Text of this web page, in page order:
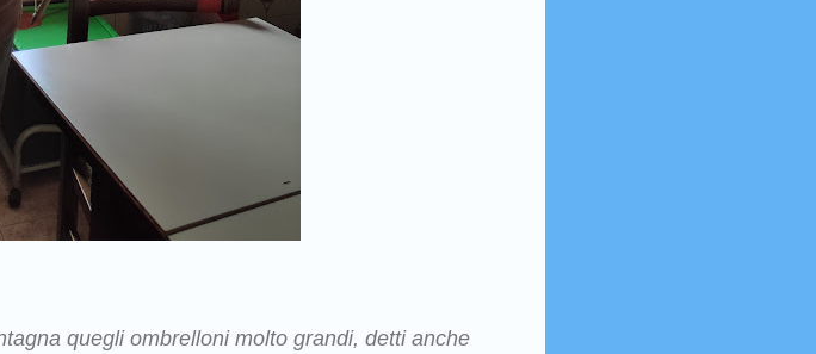
quegli ombrelloni molto grandi, detti anche